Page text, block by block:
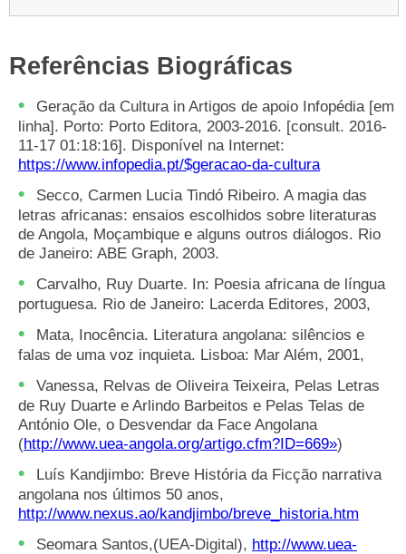
Referências Biográficas
Geração da Cultura in Artigos de apoio Infopédia [em
linha]. Porto: Porto Editora, 2003-2016. [consult. 2016-
11-17 01:18:16]. Disponível na Internet:
https://www.infopedia.pt/$geracao-da-cultura
Secco, Carmen Lucia Tindó Ribeiro. A magia das
letras africanas: ensaios escolhidos sobre literaturas
de Angola, Moçambique e alguns outros diálogos. Rio
de Janeiro: ABE Graph, 2003.
Carvalho, Ruy Duarte. In: Poesia africana de língua
portuguesa. Rio de Janeiro: Lacerda Editores, 2003,
Mata, Inocência. Literatura angolana: silêncios e
falas de uma voz inquieta. Lisboa: Mar Além, 2001,
Vanessa, Relvas de Oliveira Teixeira, Pelas Letras
de Ruy Duarte e Arlindo Barbeitos e Pelas Telas de
António Ole, o Desvendar da Face Angolana
(http://www.uea-angola.org/artigo.cfm?ID=669»)
Luís Kandjimbo: Breve História da Ficção narrativa
angolana nos últimos 50 anos,
http://www.nexus.ao/kandjimbo/breve_historia.htm
Seomara Santos,(UEA-Digital), http://www.uea-